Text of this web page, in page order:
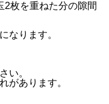
2枚を重ねた分の隙間
なります。
い。
があります。